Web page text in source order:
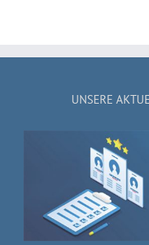
UNSERE